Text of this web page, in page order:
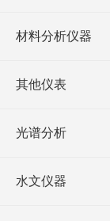
材料分析仪器
其他仪表
光谱分析
水文仪器